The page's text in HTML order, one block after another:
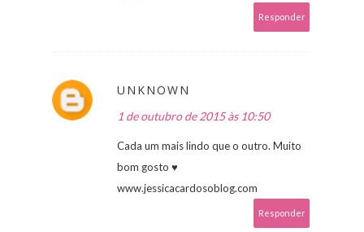
Responder
UNKNOWN
1 de outubro de 2015 às 10:50
Cada um mais lindo que o outro. Muito
bom gosto ♥
www.jessicacardosoblog.com
Responder